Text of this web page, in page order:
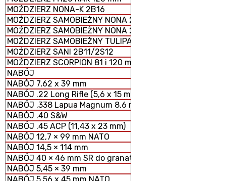
MOŹDZIERZ NONA-K 2B16
MOŹDZIERZ SAMOBIEŻNY NONA 2S23-SWK
MOŹDZIERZ SAMOBIEŻNY NONA 2S9
MOŹDZIERZ SAMOBIEŻNY TULIPAN 2S4
MOŹDZIERZ SANI 2B11/2S12
MOŹDZIERZ SCORPION 81 i 120 mm MODUŁOWY SYSTEM
NABÓJ
NABÓJ 7,62 x 39 mm
NABÓJ .22 Long Rifle (5,6 x 15 mm)
NABÓJ .338 Lapua Magnum 8,6 mm
NABÓJ .40 S&W
NABÓJ .45 ACP (11,43 x 23 mm)
NABÓJ 12,7 × 99 mm NATO
NABÓJ 14,5 × 114 mm
NABÓJ 40 × 46 mm SR do granatników
NABÓJ 5,45 × 39 mm